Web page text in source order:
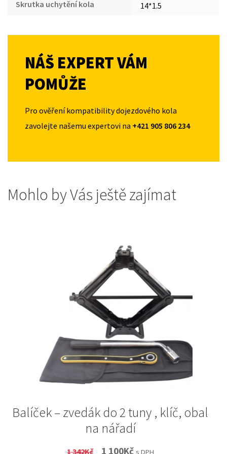
Skrutka uchytění kola 14*1.5
NÁŠ EXPERT VÁM
POMŮŽE
Pro ověření kompatibility dojezdového kola
zavolejte našemu expertovi na +421 905 806 234
Mohlo by Vás ještě zajímat
Balíček – zvedák do 2 tuny , klíč, obal
na nářadí
1 342Kč
Original
1 100KčCurrent
s DPH